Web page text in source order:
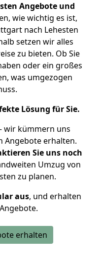
Angebote und
wie wichtig es ist,
nach Lehesten
setzen wir alles
zu bieten. Ob Sie
oder ein großes
was umgezogen
Lösung für Sie.
wir kümmern uns
Angebote erhalten.
Sie uns noch
Umzug von
zu planen.
aus, und erhalten
erhalten